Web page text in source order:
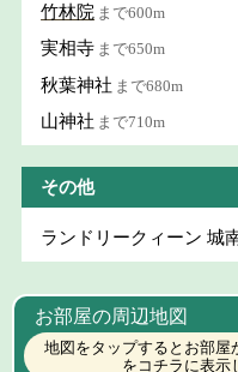
竹林院 まで600m
実相寺 まで650m
秋葉神社 まで680m
山神社 まで710m
その他
ランドリークィーン 城
お部屋の周辺地図
地図をタップするとお部屋
をコチラに表示